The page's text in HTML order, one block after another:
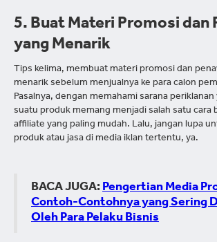
5. Buat Materi Promosi dan
yang Menarik
Tips kelima, membuat materi promosi dan
menarik sebelum menjualnya ke para calon
Pasalnya, dengan memahami sarana
suatu produk memang menjadi salah satu cara
affiliate yang paling mudah. Lalu, jangan lupa
produk atau jasa di media iklan tertentu, ya.
BACA JUGA: Pengertian Media
Contoh-Contohnya yang Sering
Oleh Para Pelaku Bisnis